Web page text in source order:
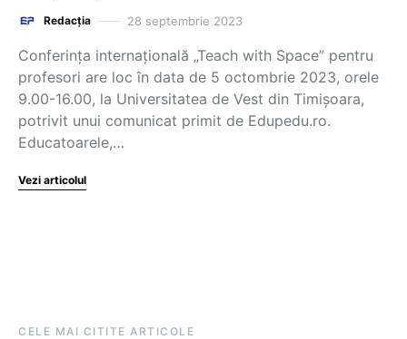
Redacția 28 septembrie 2023
Conferința internațională „Teach with Space” pentru
profesori are loc în data de 5 octombrie 2023, orele
9.00-16.00, la Universitatea de Vest din Timișoara,
potrivit unui comunicat primit de Edupedu.ro.
Educatoarele,…
Vezi articolul
CELE MAI CITITE ARTICOLE